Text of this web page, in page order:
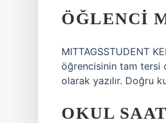
ÖĞLENCI
MITTAGSSTUDENT
öğrencisinin tam tersi
olarak yazılır. Doğru
OKUL